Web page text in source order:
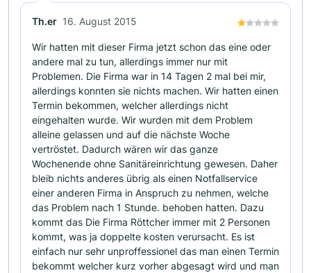
Th.er 16. August 2015
Wir hatten mit dieser Firma jetzt schon das eine oder
andere mal zu tun, allerdings immer nur mit
Problemen. Die Firma war in 14 Tagen 2 mal bei mir,
allerdings konnten sie nichts machen. Wir hatten einen
Termin bekommen, welcher allerdings nicht
eingehalten wurde. Wir wurden mit dem Problem
alleine gelassen und auf die nächste Woche
vertröstet. Dadurch wären wir das ganze
Wochenende ohne Sanitäreinrichtung gewesen. Daher
bleib nichts anderes übrig als einen Notfallservice
einer anderen Firma in Anspruch zu nehmen, welche
das Problem nach 1 Stunde. behoben hatten. Dazu
kommt das Die Firma Röttcher immer mit 2 Personen
kommt, was ja doppelte kosten verursacht. Es ist
einfach nur sehr unproffessionel das man einen Termin
bekommt welcher kurz vorher abgesagt wird und man